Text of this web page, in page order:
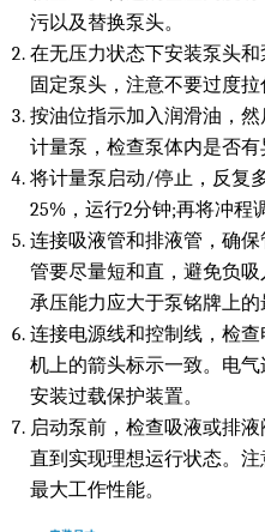
污以及替换泵头。
在无压力状态下安装泵头
固定泵头，注意不要过度拉
按油位指示加入润滑油，
计量泵，检查泵体内是否有
将计量泵启动/停止，反复
25%，运行2分钟;再将冲程
连接吸液管和排液管，确
管要尽量短和直，避免负
承压能力应大于泵铭牌上的
连接电源线和控制线，检
机上的箭头标示一致。电
安装过载保护装置。
启动泵前，检查吸液或排
直到实现理想运行状态。
最大工作性能。